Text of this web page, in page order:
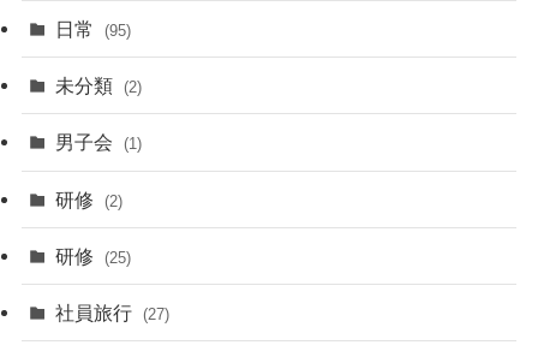
日常 (95)
未分類 (2)
男子会 (1)
研修 (2)
研修 (25)
社員旅行 (27)